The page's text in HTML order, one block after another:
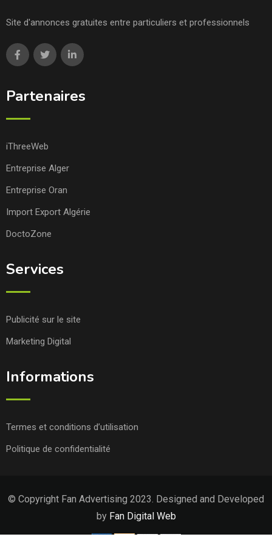
Site d'annonces gratuites entre particuliers et professionnels
Partenaires
iThreeWeb
Entreprise Alger
Entreprise Oran
Import Export Algérie
DoctoZone
Services
Publicité sur le site
Marketing Digital
Informations
Termes et conditions d’utilisation
Politique de confidentialité
© Copyright Fan Advertising 2023. Designed and Developed
by Fan Digital Web